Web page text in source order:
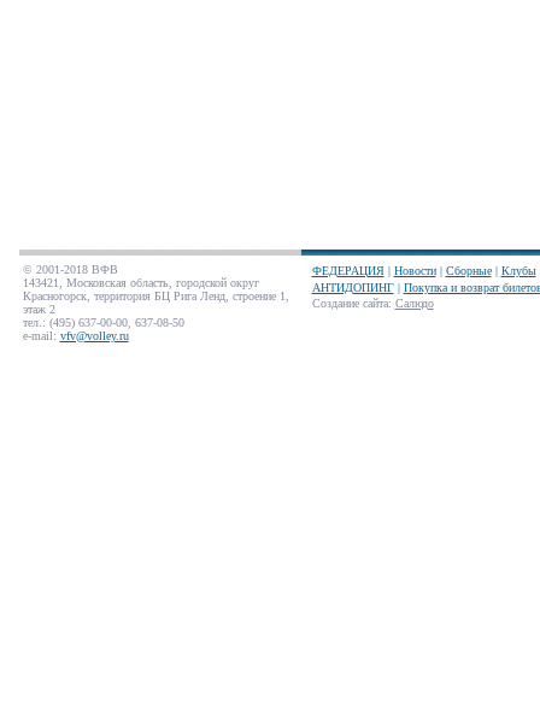
© 2001-2018 ВФВ
143421, Московская область, городской округ
Красногорск, территория БЦ Рига Ленд, строение 1,
этаж 2
тел.: (495) 637-00-00, 637-08-50
e-mail: vfv@volley.ru
ФЕДЕРАЦИЯ| Новости| Сборные| Клубы
АНТИДОПИНГ| Покупка и возврат
Создание сайта: Салюдо